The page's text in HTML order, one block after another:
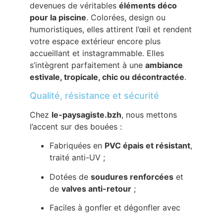
devenues de véritables éléments déco
pour la piscine. Colorées, design ou
humoristiques, elles attirent l’œil et rendent
votre espace extérieur encore plus
accueillant et instagrammable. Elles
s’intègrent parfaitement à une ambiance
estivale, tropicale, chic ou décontractée.
Qualité, résistance et sécurité
Chez le-paysagiste.bzh, nous mettons
l’accent sur des bouées :
Fabriquées en PVC épais et résistant,
traité anti-UV ;
Dotées de soudures renforcées et
de valves anti-retour ;
Faciles à gonfler et dégonfler avec